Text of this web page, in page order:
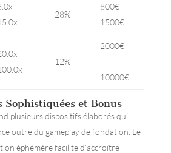
–
28%
800€ –
1500€
–
12%
2000€
–
10000€
Sophistiquées et Bonus
plusieurs dispositifs élaborés qui
outre du gameplay de fondation. Le
éphémère facilite d’accroître